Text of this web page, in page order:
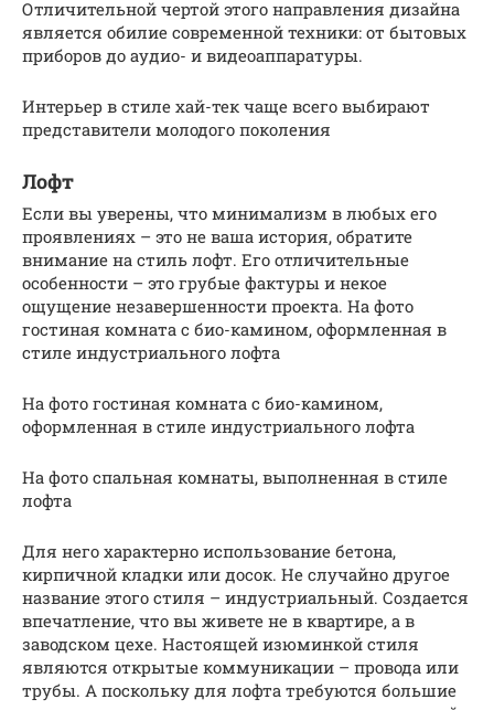
Отличительной чертой этого направления дизайна
является обилие современной техники: от бытовых
приборов до аудио- и видеоаппаратуры.
Интерьер в стиле хай-тек чаще всего выбирают
представители молодого поколения
Лофт
Если вы уверены, что минимализм в любых его
проявлениях – это не ваша история, обратите
внимание на стиль лофт. Его отличительные
особенности – это грубые фактуры и некое
ощущение незавершенности проекта. На фото
гостиная комната с био-камином, оформленная в
стиле индустриального лофта
На фото гостиная комната с био-камином,
оформленная в стиле индустриального лофта
На фото спальная комнаты, выполненная в стиле
лофта
Для него характерно использование бетона,
кирпичной кладки или досок. Не случайно другое
название этого стиля – индустриальный. Создается
впечатление, что вы живете не в квартире, а в
заводском цехе. Настоящей изюминкой стиля
являются открытые коммуникации – провода или
трубы. А поскольку для лофта требуются большие